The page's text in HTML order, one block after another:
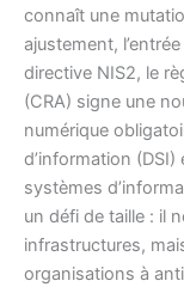
connaît une
ajustement,
directive NIS2, le
(CRA) signe une
numérique
d’information
systèmes
un défi de taille : il
infrastructures,
organisations à